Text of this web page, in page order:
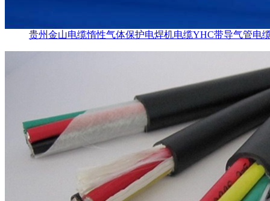
贵州金山电缆惰性气体保护电焊机电缆YHC带导气管电